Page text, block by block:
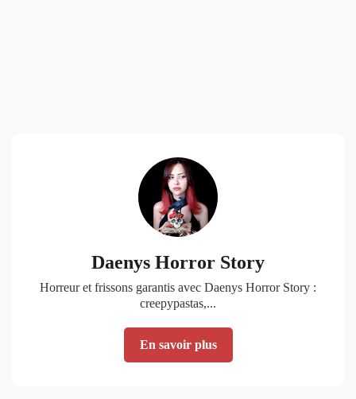
Daenys Horror Story
Horreur et frissons garantis avec Daenys Horror Story :
creepypastas,...
En savoir plus